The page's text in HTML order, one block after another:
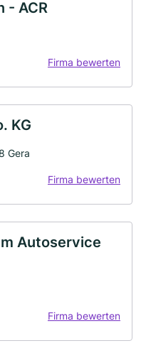
- ACR
Firma bewerten
KG
Gera
Firma bewerten
Autoservice
Firma bewerten